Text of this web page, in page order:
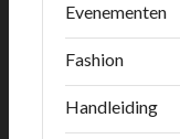
Evenementen
Fashion
Handleiding